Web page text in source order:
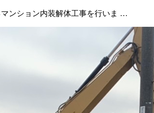
ンション内装解体工事を行いま …